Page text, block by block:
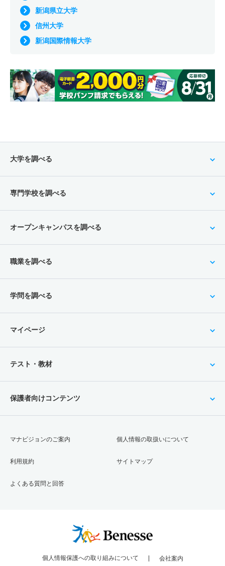
新潟県立大学
信州大学
新潟国際情報大学
大学を調べる
専門学校を調べる
オープンキャンパスを調べる
職業を調べる
学問を調べる
マイページ
テスト・教材
保護者向けコンテンツ
マナビジョンのご案内
利用規約
よくある質問と回答
個人情報の取扱いについて
サイトマップ
個人情報保護への取り組みについて 会社案内